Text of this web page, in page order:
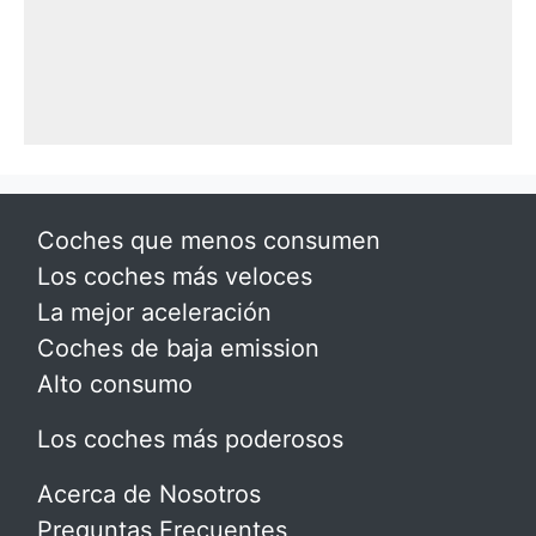
Coches que menos consumen
Los coches más veloces
La mejor aceleración
Coches de baja emission
Alto consumo
Los coches más poderosos
Acerca de Nosotros
Preguntas Frecuentes